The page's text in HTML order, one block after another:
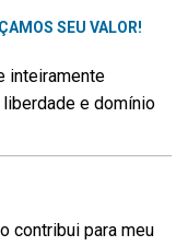
SEU VALOR!
inteiramente
e domínio
contribui para meu